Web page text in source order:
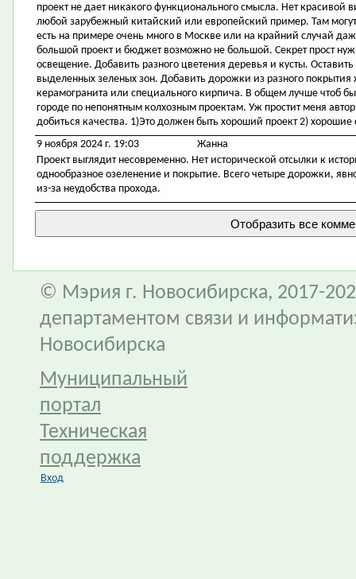
проект не дает никакого функционального смысла. Нет красивой
любой зарубежный китайский или европейский пример. Там
есть на примере очень много в Москве или на крайний случай
большой проект и бюджет возможно не большой. Секрет прост
освещение. Добавить разного цветения деревья и кусты.
выделенных зеленых зон. Добавить дорожки из разного покрытия
керамогранита или специального кирпича. В общем лучше чтоб
городе по непонятным колхозным проектам. Уж простит меня
добиться качества. 1)Это должен быть хороший проект 2) хорошие
9 ноября 2024 г. 19:03
Жанна
Проект выглядит несовременно. Нет исторической отсылки к
однообразное озеленение и покрытие. Всего четыре дорожки,
из-за неудобства прохода.
© Мэрия г. Новосибирска, 2017-
департаментом связи и
Новосибирска
Муниципальный
портал
Техническая
поддержка
Вход